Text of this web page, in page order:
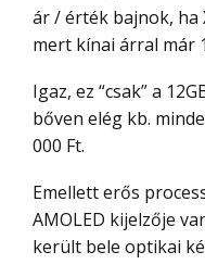
ár / érték bajnok, ha
mert kínai árral már
Igaz, ez “csak” a 12GB RAM változat, ami persze
bőven elég kb.
000 Ft.
Emellett erős processzor került bele és persze
AMOLED kijelzője
került bele optikai